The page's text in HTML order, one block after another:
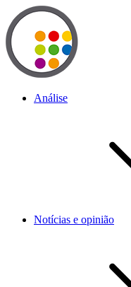
Análise
Notícias e opinião